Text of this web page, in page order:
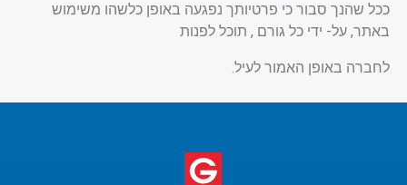
ככל שהנך סבור כי פרטיותך נפגעה באופן כלשהו משימוש
באתר, על- ידי כל גורם , תוכל לפנות
לחברה באופן האמור לעיל.